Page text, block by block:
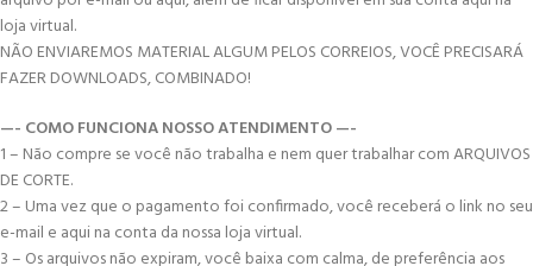
loja virtual.
NÃO ENVIAREMOS MATERIAL ALGUM PELOS CORREIOS, VOCÊ PRECISARÁ
FAZER DOWNLOADS, COMBINADO!
—- COMO FUNCIONA NOSSO ATENDIMENTO —-
1 – Não compre se você não trabalha e nem quer trabalhar com ARQUIVOS
DE CORTE.
2 – Uma vez que o pagamento foi confirmado, você receberá o link no seu
e-mail e aqui na conta da nossa loja virtual.
3 – Os arquivos não expiram, você baixa com calma, de preferência aos